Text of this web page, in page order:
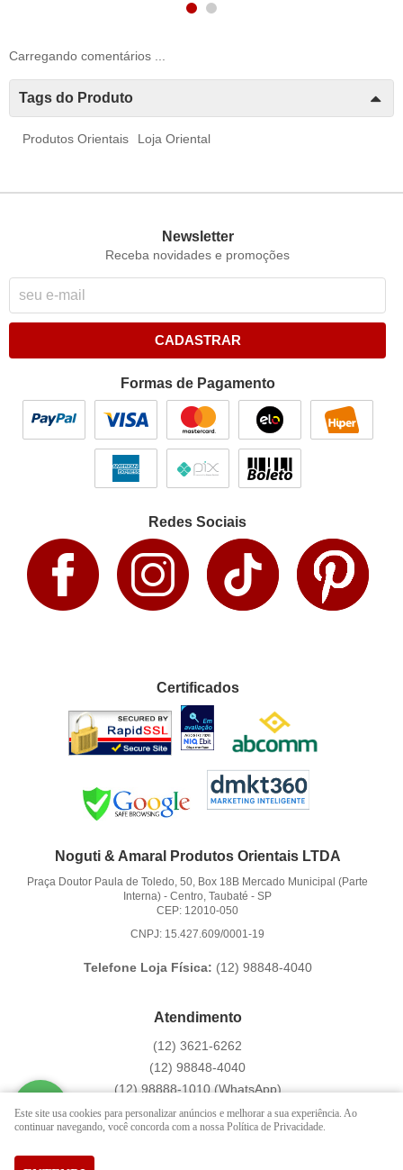
Carregando comentários ...
Tags do Produto
Produtos Orientais Loja Oriental
Newsletter
Receba novidades e promoções
CADASTRAR
Formas de Pagamento
Redes Sociais
Certificados
Noguti & Amaral Produtos Orientais LTDA
Praça Doutor Paula de Toledo, 50, Box 18B Mercado Municipal (Parte
Interna) -Centro, Taubaté -SP
CEP: 12010-050
CNPJ: 15.427.609/0001-19
Telefone Loja Física: (12) 98848-4040
Atendimento
(12) 3621-6262
(12) 98848-4040
(12)98888-1010(WhatsApp)
Segunda a Sexta das 9:00h às 16:00h
contato@hachi8.com.br
Este site usa cookies para personalizar anúncios e melhorar a sua experiência. Ao
continuar navegando, você concorda com a nossa Política de Privacidade.